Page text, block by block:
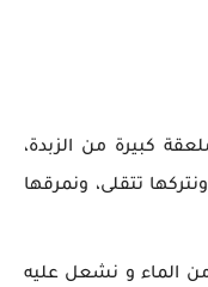
كبيرة من الزبدة،
تتقلى، ونمرقها
الماء و نشعل عليه